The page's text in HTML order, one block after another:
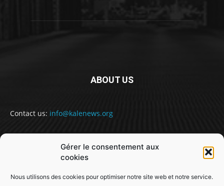
Gérer le consentement aux
cookies
Nous utilisons des cookies pour optimiser notre site web et notre service.
ABOUT US
Contact us: info@kalenews.org
FOLLOW US